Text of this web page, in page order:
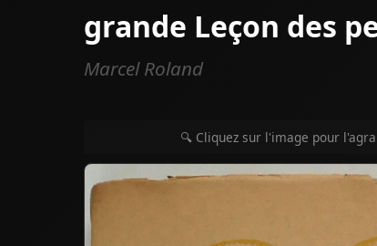
grande Leçon des
Marcel Roland
🔍 Cliquez sur l'image pour